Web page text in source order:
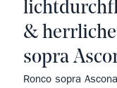
&
sopra
Ronco sopra